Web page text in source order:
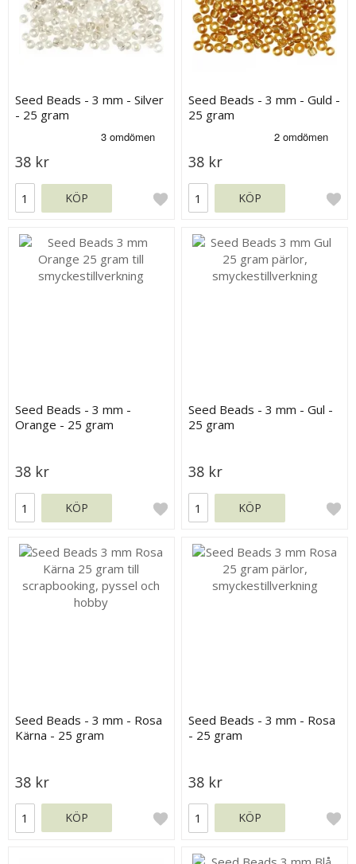
Seed Beads - 3 mm - Silver
- 25 gram
38 kr
KÖP
Seed Beads - 3 mm - Guld -
25 gram
38 kr
KÖP
Seed Beads - 3 mm -
Orange - 25 gram
38 kr
KÖP
Seed Beads - 3 mm - Gul -
25 gram
38 kr
KÖP
Seed Beads - 3 mm - Rosa
Kärna - 25 gram
38 kr
KÖP
Seed Beads - 3 mm - Rosa
- 25 gram
38 kr
KÖP